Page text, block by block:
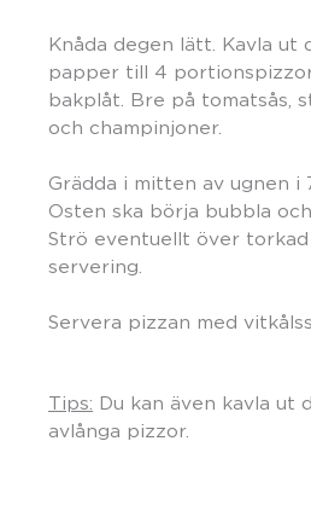
Knåda degen lätt. Kavla ut
papper till 4
bakplåt. Bre på tomatsås,
och champinjoner.
Grädda i mitten av ugnen i
Osten ska börja bubbla
Strö eventuellt över
servering.
Servera pizzan med
Tips: Du kan även kavla ut
avlånga pizzor.